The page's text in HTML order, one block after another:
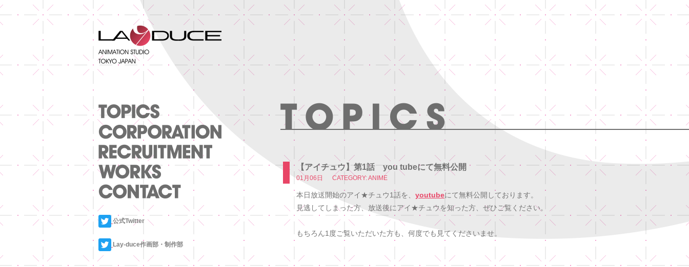
公式Twitter
Lay-duce作画部・制作部
【アイチュウ】第1話 you tubeにて無料公開
01月06日 CATEGORY: ANIME
本日放送開始のアイ★チュウ1話を、 youtubeにて無料公開しております。
見逃してしまった方、放送後にアイ★チュウを知った方、ぜひご覧ください。
もちろん1度ご覧いただいた方も、何度でも見てくださいませ。